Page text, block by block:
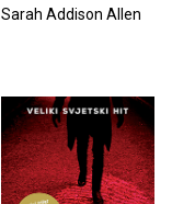
Sarah Addison Allen